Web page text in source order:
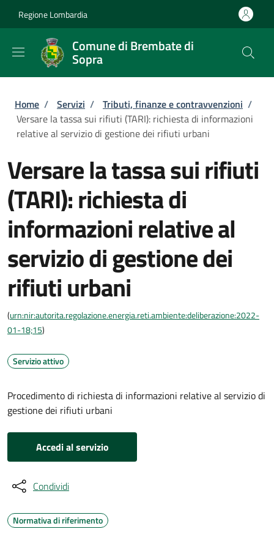
Regione Lombardia
Comune di Brembate di
Sopra
Briciole di pane
Home / Servizi / Tributi, finanze e contravvenzioni /
Versare la tassa sui rifiuti (TARI): richiesta di informazioni
relative al servizio di gestione dei rifiuti urbani
Versare la tassa sui rifiuti
(TARI): richiesta di
informazioni relative al
servizio di gestione dei
rifiuti urbani
(urn:nir:autorita.regolazione.energia.reti.ambiente:deliberazione:2022-
01-18;15)
Servizio attivo
Procedimento di richiesta di informazioni relative al servizio di
gestione dei rifiuti urbani
Accedi al servizio
Condividi
Normativa di riferimento